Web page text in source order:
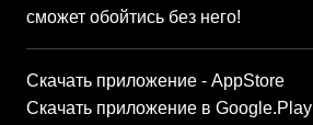
сможет обойтись без него!
Скачать приложение - AppStore
Скачать приложение в Google.Play